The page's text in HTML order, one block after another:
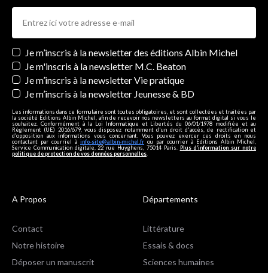
Newsletters
Je m’inscris à la newsletter des éditions Albin Michel
Je m'inscris à la newsletter M.C. Beaton
Je m’inscris à la newsletter Vie pratique
Je m’inscris à la newsletter Jeunesse & BD
Les informations dans ce formulaire sont toutes obligatoires, et sont collectées et traitées par
la société Editions Albin Michel, afin de recevoir nos newsletters au format digital si vous le
souhaitez. Conformément à la Loi Informatique et Libertés du 06/01/1978 modifiée et au
Règlement (UE) 2016/679, vous disposez notamment d'un droit d'accès, de rectification et
d’opposition aux informations vous concernant. Vous pouvez exercer ces droits en nous
contactant par courriel à info-site@albin-michel.fr ou par courrier à Editions Albin Michel,
Service Communication digitale, 22 rue Huyghens, 75014 Paris. Plus d’information sur notre
politique de protection de vos données personnelles.
A Propos
Contact
Notre histoire
Déposer un manuscrit
Départements
Littérature
Essais & docs
Sciences humaines